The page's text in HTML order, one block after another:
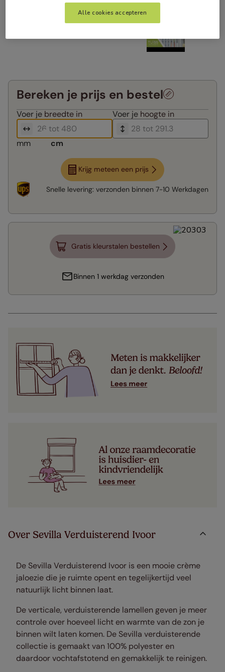
Bereken je prijs en bestel
Voer je breedte in Voer je hoogte in
mm cm
Krijg meteen een prijs
Snelle levering: verzonden binnen 7-10 Werkdagen
Gratis kleurstalen bestellen
Binnen 1 werkdag verzonden
Over Sevilla Verduisterend Ivoor
De Sevilla Verduisterend Ivoor is een mooie crème
jaloezie die je ruimte opent en tegelijkertijd veel
natuurlijk licht binnen laat.
De verticale, verduisterende lamellen geven je meer
controle over hoeveel licht en warmte van de zon je
binnen wilt laten komen. De Sevilla verduisterende
collectie is gemaakt van 100% polyester en
daardoor vochtafstotend en gemakkelijk te reinigen.
Alle cookies accepteren